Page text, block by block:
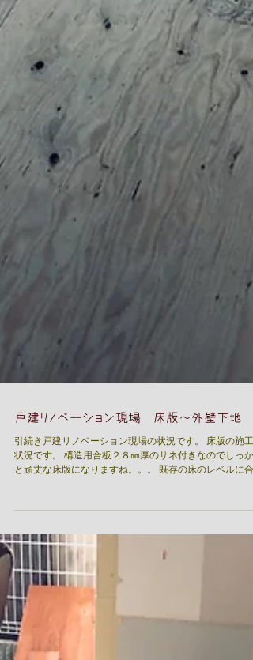
戸建リノベーション現場 床版～外壁下地
引続き戸建リノベーション現場の状況です。 床版の施工
せて基礎、土台を施工しました。。。 外壁の下地は風雨
と軸組...